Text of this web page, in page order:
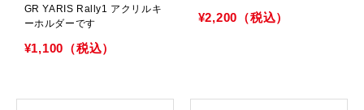
GR YARIS Rally1 アクリルキ
ーホルダーです
¥1,100（税込）
¥2,200（税込）